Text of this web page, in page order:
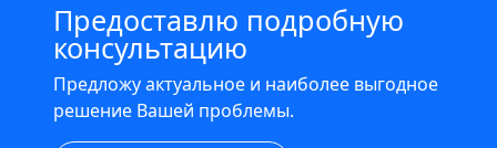
Предоставлю подробную
консультацию
Предложу актуальное и наиболее выгодное
решение Вашей проблемы.